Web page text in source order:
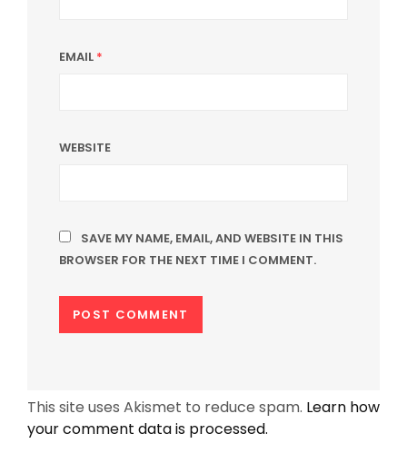
EMAIL *
WEBSITE
SAVE MY NAME, EMAIL, AND WEBSITE IN THIS
BROWSER FOR THE NEXT TIME I COMMENT.
This site uses Akismet to reduce spam. Learn how
your comment data is processed.